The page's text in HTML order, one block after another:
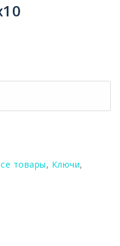
товары, Ключи,